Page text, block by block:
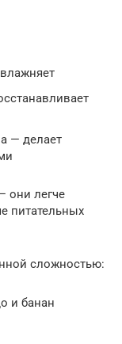
— делает
они легче
питательных
сложностью:
и банан